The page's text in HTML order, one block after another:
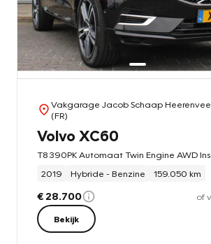
Vakgarage Jacob Schaap
(FR)
Volvo XC60
T8 390PK Automaat Twin Engine AWD
2019
Hybride - Benzine 159.050 km
€ 28.700 of
Bekijk